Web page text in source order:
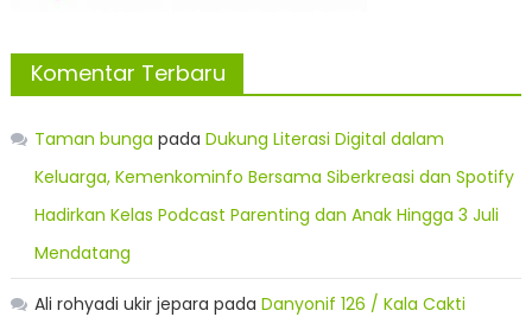
Komentar Terbaru
Taman bunga pada Dukung Literasi Digital dalam
Keluarga, Kemenkominfo Bersama Siberkreasi dan Spotify
Hadirkan Kelas Podcast Parenting dan Anak Hingga 3 Juli
Mendatang
Ali rohyadi ukir jepara pada Danyonif 126 / Kala Cakti